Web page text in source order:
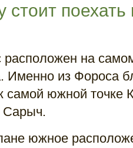
поехать
расположен на
Именно из Фороса
самой южной точке
Сарыч.
южное